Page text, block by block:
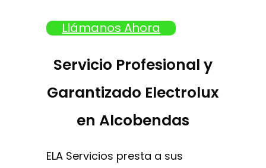
Llámanos Ahora
Servicio Profesional y
Garantizado Electrolux
en Alcobendas
ELA Servicios presta a sus